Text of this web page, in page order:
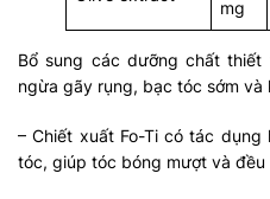
mg
Bổ sung các dưỡng chất
ngừa gãy rụng, bạc tóc sớm và
– Chiết xuất Fo-Ti có tác
tóc, giúp tóc bóng mượt và đều